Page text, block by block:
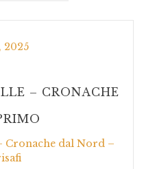
2025
– CRONACHE
Cronache dal Nord –